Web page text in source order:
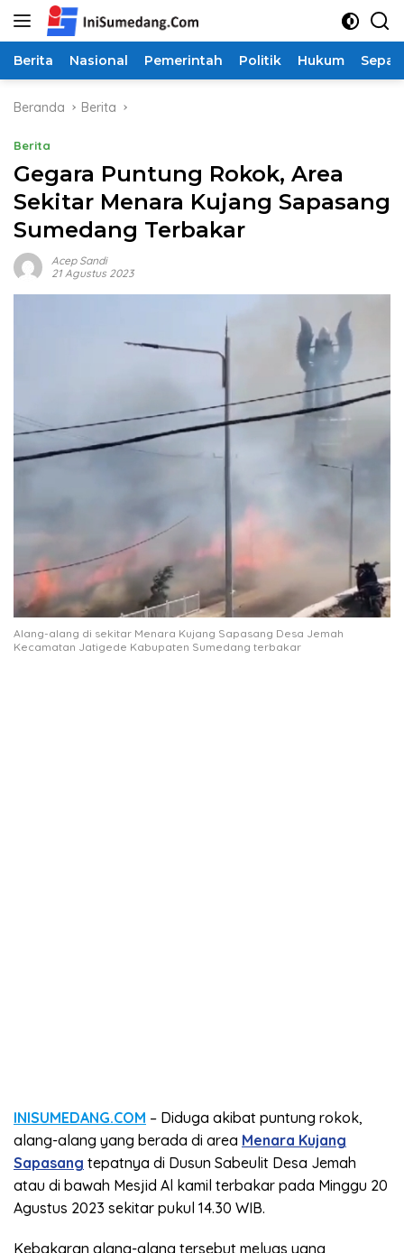
Langsung
Berita Nasional Pemerintah Politik Hukum
Beranda Berita
Berita
Gegara Puntung Rokok, Area
Sekitar Menara Kujang Sapasang
Sumedang Terbakar
Acep Sandi
21 Agustus 2023
Alang-alang di sekitar Menara Kujang Sapasang Desa Jemah
Kecamatan Jatigede Kabupaten Sumedang terbakar
INISUMEDANG.COM – Diduga akibat puntung rokok,
alang-alang yang berada di area Menara Kujang
Sapasang tepatnya di Dusun Sabeulit Desa Jemah
atau di bawah Mesjid Al kamil terbakar pada Minggu 20
Agustus 2023 sekitar pukul 14.30 WIB.
Kebakaran alang-alang tersebut meluas yang